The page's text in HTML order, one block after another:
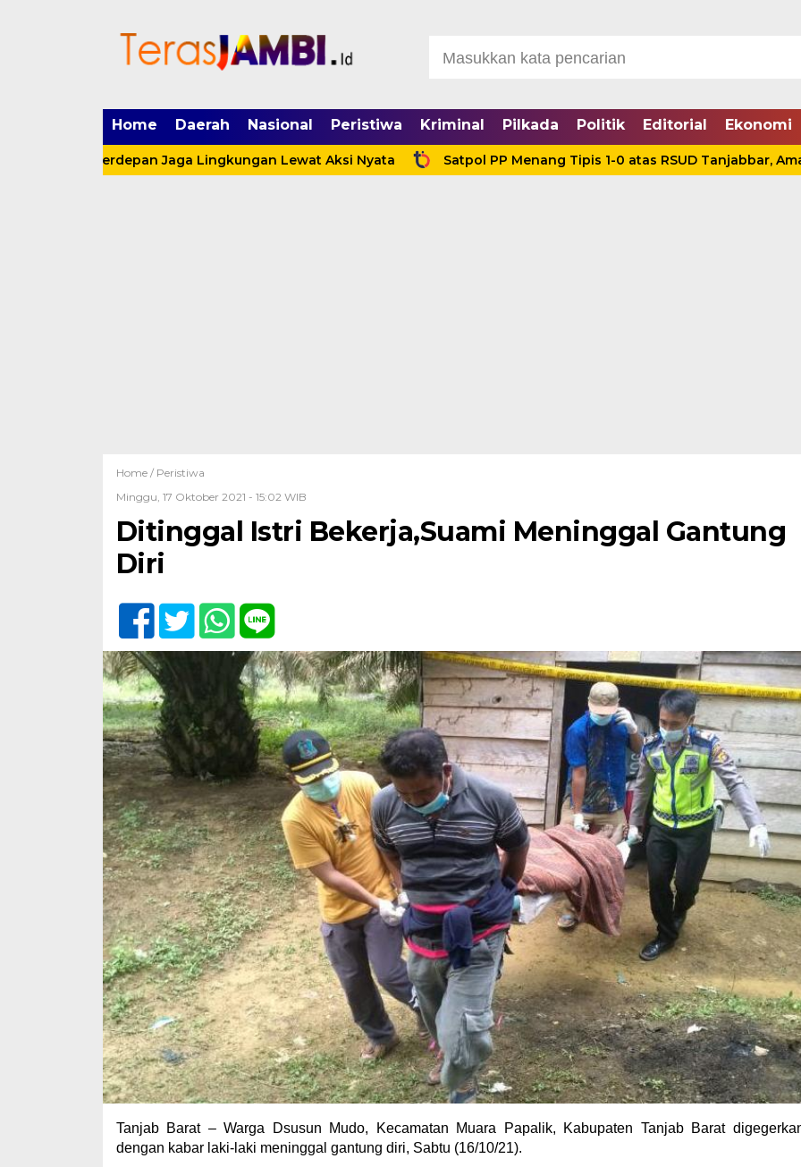
Home Daerah Nasional Peristiwa Kriminal Pilkada Politik Editorial Ekonomi
Terdepan Jaga Lingkungan Lewat Aksi Nyata Satpol PP Menang Tipis 1-0 atas RSUD Tanjabbar, Amankan
Home / Peristiwa
Minggu, 17 Oktober 2021 - 15:02 WIB
Ditinggal Istri Bekerja,Suami Meninggal Gantung
Diri
Tanjab Barat – Warga Dsusun Mudo, Kecamatan Muara Papalik, Kabupaten Tanjab Barat
dengan kabar laki-laki meninggal gantung diri, Sabtu (16/10/21).